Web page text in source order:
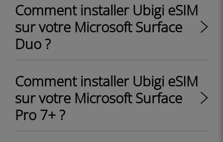
Comment installer Ubigi eSIM
sur votre Microsoft Surface
Duo ?
Comment installer Ubigi eSIM
sur votre Microsoft Surface
Pro 7+ ?